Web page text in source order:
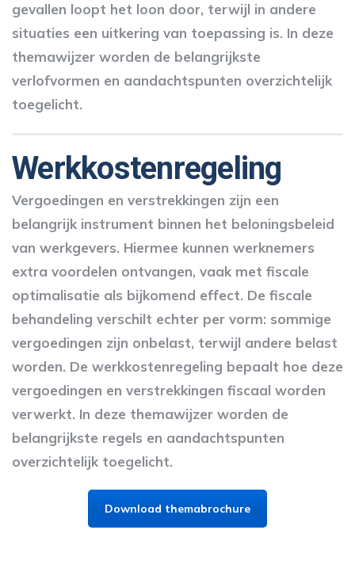
gevallen loopt het loon door, terwijl in andere
situaties een uitkering van toepassing is. In deze
themawijzer worden de belangrijkste
verlofvormen en aandachtspunten overzichtelijk
toegelicht.
Werkkostenregeling
Vergoedingen en verstrekkingen zijn een
belangrijk instrument binnen het beloningsbeleid
van werkgevers. Hiermee kunnen werknemers
extra voordelen ontvangen, vaak met fiscale
optimalisatie als bijkomend effect. De fiscale
behandeling verschilt echter per vorm: sommige
vergoedingen zijn onbelast, terwijl andere belast
worden. De werkkostenregeling bepaalt hoe deze
vergoedingen en verstrekkingen fiscaal worden
verwerkt. In deze themawijzer worden de
belangrijkste regels en aandachtspunten
overzichtelijk toegelicht.
Download themabrochure